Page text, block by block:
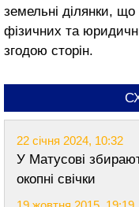
земельні ділянки,
фізичних та
згодою сторін.
22 січня 2024, 10:32
У Матусові
окопні свічки